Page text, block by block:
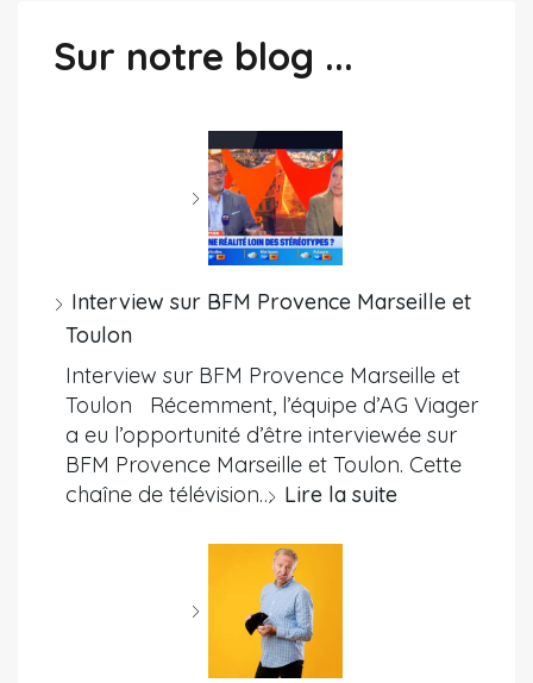
Sur notre blog ...
Interview sur BFM Provence Marseille et
Toulon
Interview sur BFM Provence Marseille et
Toulon Récemment, l’équipe d’AG Viager
a eu l’opportunité d’être interviewée sur
BFM Provence Marseille et Toulon. Cette
chaîne de télévision… Lire la suite